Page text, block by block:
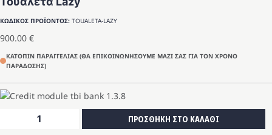
ΚΩΔΙΚΟΣ ΠΡΟΪΟΝΤΟΣ: TOUALETA-LAZY
900.00 €
ΚΑΤΟΠΙΝ ΠΑΡΑΓΓΕΛΙΑΣ (ΘΑ ΕΠΙΚΟΙΝΩΝΗΣΟΥΜΕ ΜΑΖΙ ΣΑΣ ΓΙΑ ΤΟΝ ΧΡΟΝΟ
ΠΑΡΑΔΟΣΗΣ)
ΠΡΟΣΘΗΚΗ ΣΤΟ ΚΑΛΑΘΙ